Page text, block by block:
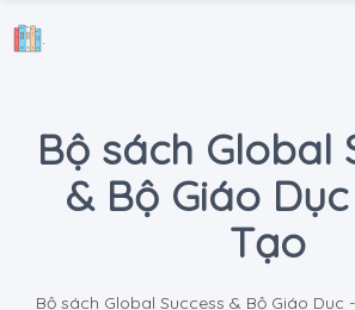
.
Bộ sách Global
& Bộ Giáo
Tạo
Bộ sách Global Success & Bộ Giáo